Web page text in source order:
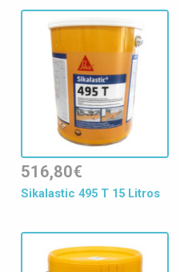
516,80€
Sikalastic 495 T 15 Litros